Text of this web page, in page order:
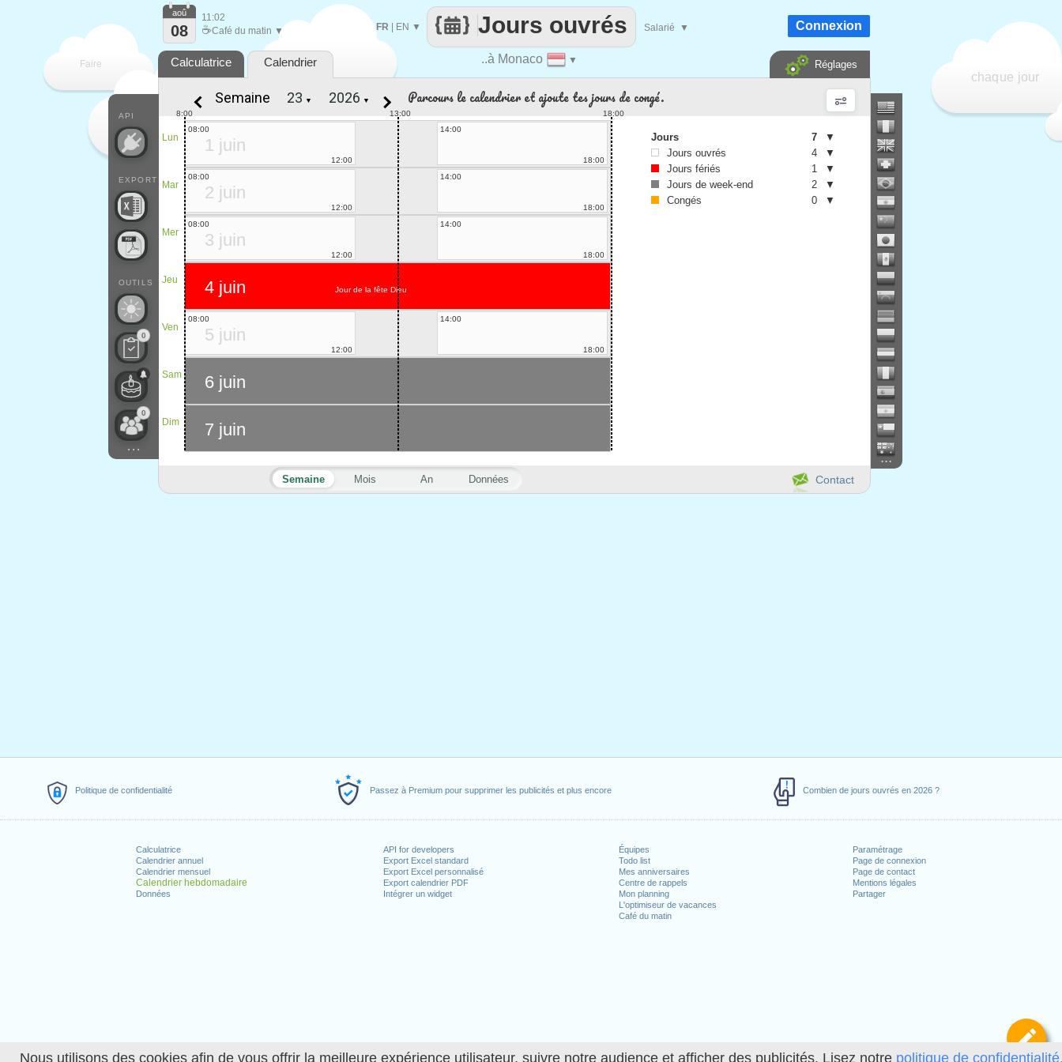
Nous utilisons des cookies afin de vous offrir la meilleure expérience utilisateur, suivre notre audience et afficher des publicités. Lisez notre politique de
Politique de confidentialité Passez à Premium pour supprimer les publicités et plus encore Combien de jours ouvrés en 2026 ?
Calculatrice
Calendrier annuel
Calendrier mensuel
Calendrier hebdomadaire
Données
API for developers
Export Excel standard
Export Excel personnalisé
Export calendrier PDF
Intégrer un widget
Équipes
Todo list
Mes anniversaires
Centre de rappels
Mon planning
L'optimiseur de vacances
Café du matin
Paramétrage
Page de connexion
Page de contact
Mentions légales
Partager
Faire
que
chaque jour
..à Monaco ▼
Jours ouvrés
FR EN ▼ Salarié ▼
API
EXPORT
OUTILS
0
0
...
aoû
08
11:02
☕Café du matin ▼ Connexion
Calculatrice Calendrier Réglages
...
Contact
Semaine Mois An Données
Semaine ▼ ▼ Parcours le calendrier et ajoute tes jours de congé.
Lun
Mar
Mer
Jeu
Ven
Sam
Dim
13:00
8:00 18:00
1 juin
08:00
12:00
14:00
18:00
2 juin
08:00
12:00
14:00
18:00
3 juin
08:00
12:00
14:00
18:00
Jour de la fête Dieu
4 juin
5 juin
08:00
12:00
14:00
18:00
6 juin
7 juin
Jours 7
▼
Jours ouvrés
4
▼
Jours fériés
1
▼
Jours de week-end
2
▼
Congés
0 ▼